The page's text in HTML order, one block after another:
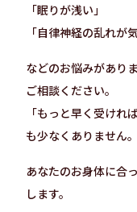
「眠りが浅い」
「自律神経の乱れが
などのお悩みがあり
ご相談ください。
「もっと早く受けれ
も少なくありません。
あなたのお身体に合
します。